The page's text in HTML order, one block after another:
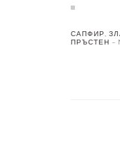
САПФИР,
ПРЪСТЕН –